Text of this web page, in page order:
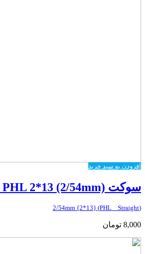
افزودن به سبد خرید
سوکت PHL 2*13 (2/54mm) صاف
(PHL _ Straight) {2*13} 2/54mm
8,000 تومان